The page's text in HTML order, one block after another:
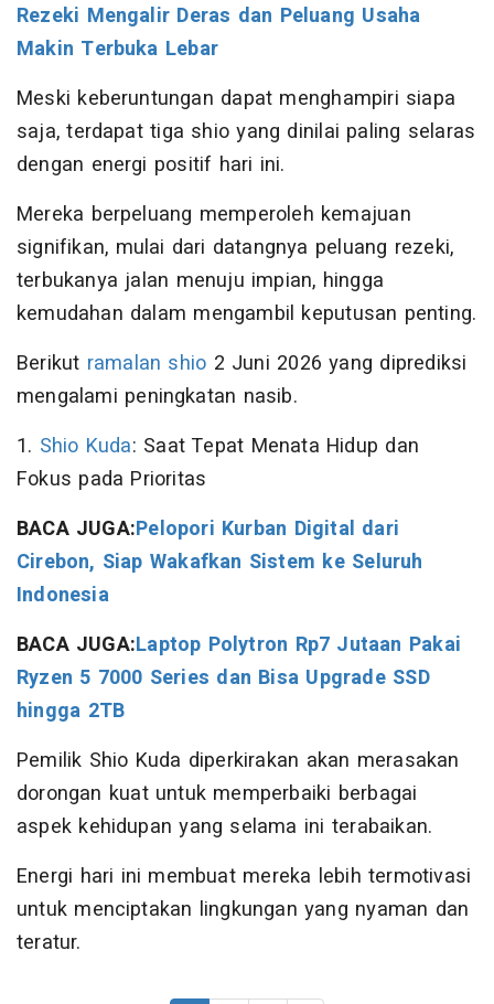
Rezeki Mengalir Deras dan Peluang Usaha
Makin Terbuka Lebar
Meski keberuntungan dapat menghampiri siapa
saja, terdapat tiga shio yang dinilai paling selaras
dengan energi positif hari ini.
Mereka berpeluang memperoleh kemajuan
signifikan, mulai dari datangnya peluang rezeki,
terbukanya jalan menuju impian, hingga
kemudahan dalam mengambil keputusan penting.
Berikut ramalan shio 2 Juni 2026 yang diprediksi
mengalami peningkatan nasib.
1. Shio Kuda: Saat Tepat Menata Hidup dan
Fokus pada Prioritas
BACA JUGA:Pelopori Kurban Digital dari
Cirebon, Siap Wakafkan Sistem ke Seluruh
Indonesia
BACA JUGA:Laptop Polytron Rp7 Jutaan Pakai
Ryzen 5 7000 Series dan Bisa Upgrade SSD
hingga 2TB
Pemilik Shio Kuda diperkirakan akan merasakan
dorongan kuat untuk memperbaiki berbagai
aspek kehidupan yang selama ini terabaikan.
Energi hari ini membuat mereka lebih termotivasi
untuk menciptakan lingkungan yang nyaman dan
teratur.